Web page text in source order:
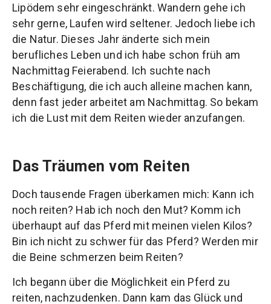
Lipödem sehr eingeschränkt. Wandern gehe ich
sehr gerne, Laufen wird seltener. Jedoch liebe ich
die Natur. Dieses Jahr änderte sich mein
berufliches Leben und ich habe schon früh am
Nachmittag Feierabend. Ich suchte nach
Beschäftigung, die ich auch alleine machen kann,
denn fast jeder arbeitet am Nachmittag. So bekam
ich die Lust mit dem Reiten wieder anzufangen.
Das Träumen vom Reiten
Doch tausende Fragen überkamen mich: Kann ich
noch reiten? Hab ich noch den Mut? Komm ich
überhaupt auf das Pferd mit meinen vielen Kilos?
Bin ich nicht zu schwer für das Pferd? Werden mir
die Beine schmerzen beim Reiten?
Ich begann über die Möglichkeit ein Pferd zu
reiten, nachzudenken. Dann kam das Glück und